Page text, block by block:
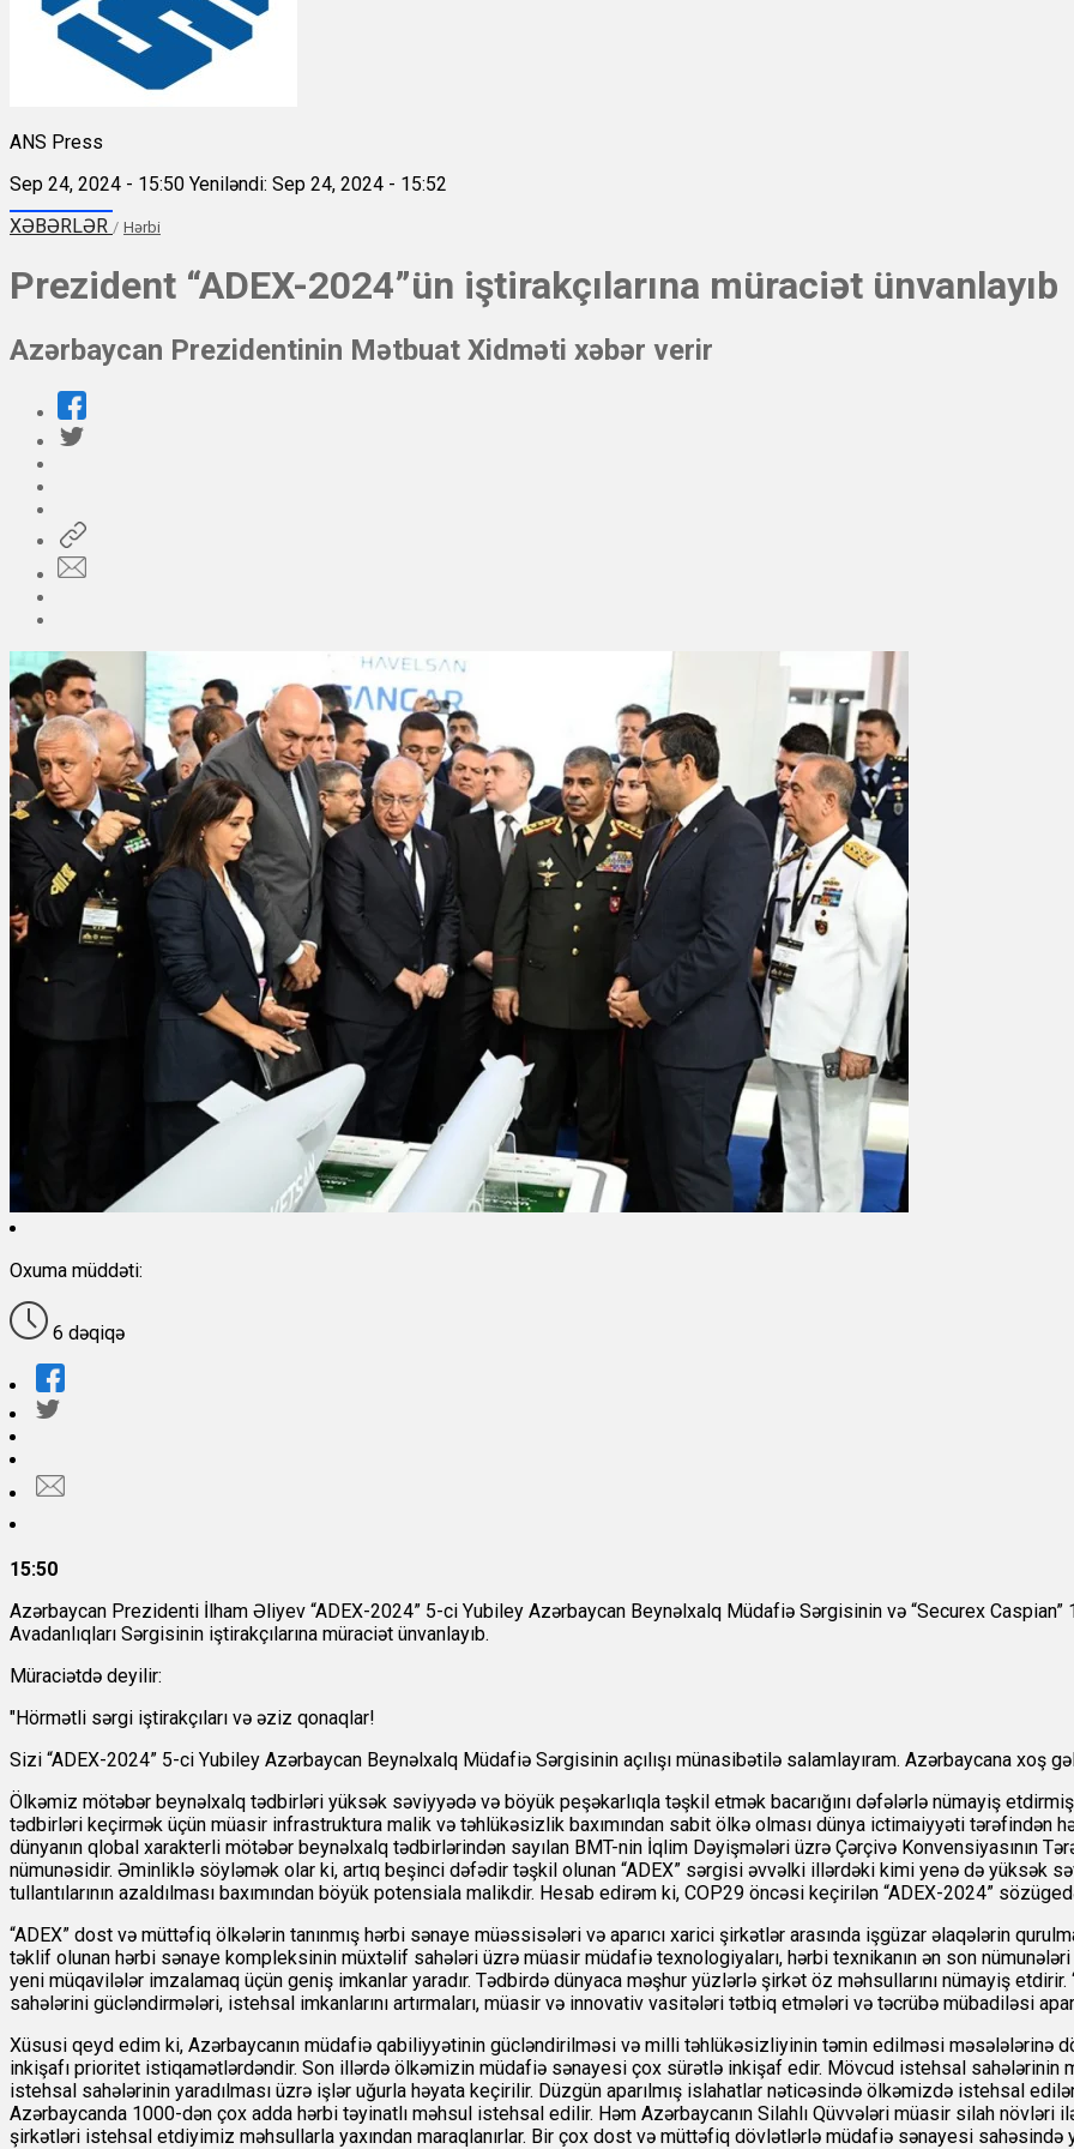
ANS Press
Sep 24, 2024 - 15:50 Yeniləndi: Sep 24, 2024 - 15:52
XƏBƏRLƏR / Hərbi
Prezident “ADEX-2024”ün iştirakçılarına müraciət ünvanlayıb
Azərbaycan Prezidentinin Mətbuat Xidməti xəbər verir
Oxuma müddəti:
6 dəqiqə
15:50
Azərbaycan Prezidenti İlham Əliyev “ADEX-2024” 5-ci Yubiley Azərbaycan Beynəlxalq Müdafiə Sərgisinin və “Securex
Avadanlıqları Sərgisinin iştirakçılarına müraciət ünvanlayıb.
Müraciətdə deyilir:
"Hörmətli sərgi iştirakçıları və əziz qonaqlar!
Sizi “ADEX-2024” 5-ci Yubiley Azərbaycan Beynəlxalq Müdafiə Sərgisinin açılışı münasibətilə salamlayıram. Azərbaycana xoş
Ölkəmiz mötəbər beynəlxalq tədbirləri yüksək səviyyədə və böyük peşəkarlıqla təşkil etmək bacarığını dəfələrlə nümayiş
tədbirləri keçirmək üçün müasir infrastruktura malik və təhlükəsizlik baxımından sabit ölkə olması dünya ictimaiyyəti tərəfindən
dünyanın qlobal xarakterli mötəbər beynəlxalq tədbirlərindən sayılan BMT-nin İqlim Dəyişmələri üzrə Çərçivə Konvensiyasının
nümunəsidir. Əminliklə söyləmək olar ki, artıq beşinci dəfədir təşkil olunan “ADEX” sərgisi əvvəlki illərdəki kimi yenə də yüksək
tullantılarının azaldılması baxımından böyük potensiala malikdir. Hesab edirəm ki, COP29 öncəsi keçirilən “ADEX-2024”
“ADEX” dost və müttəfiq ölkələrin tanınmış hərbi sənaye müəssisələri və aparıcı xarici şirkətlər arasında işgüzar əlaqələrin
təklif olunan hərbi sənaye kompleksinin müxtəlif sahələri üzrə müasir müdafiə texnologiyaları, hərbi texnikanın ən son
yeni müqavilələr imzalamaq üçün geniş imkanlar yaradır. Tədbirdə dünyaca məşhur yüzlərlə şirkət öz məhsullarını nümayiş
sahələrini gücləndirmələri, istehsal imkanlarını artırmaları, müasir və innovativ vasitələri tətbiq etmələri və təcrübə mübadiləsi
Xüsusi qeyd edim ki, Azərbaycanın müdafiə qabiliyyətinin gücləndirilməsi və milli təhlükəsizliyinin təmin edilməsi məsələlərinə
inkişafı prioritet istiqamətlərdəndir. Son illərdə ölkəmizin müdafiə sənayesi çox sürətlə inkişaf edir. Mövcud istehsal sahələrinin
istehsal sahələrinin yaradılması üzrə işlər uğurla həyata keçirilir. Düzgün aparılmış islahatlar nəticəsində ölkəmizdə istehsal
Azərbaycanda 1000-dən çox adda hərbi təyinatlı məhsul istehsal edilir. Həm Azərbaycanın Silahlı Qüvvələri müasir silah
şirkətləri istehsal etdiyimiz məhsullarla yaxından maraqlanırlar. Bir çox dost və müttəfiq dövlətlərlə müdafiə sənayesi sahəsində